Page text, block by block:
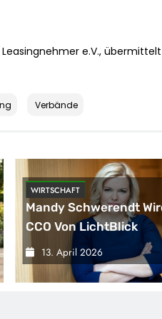
e.V.,
Verbände
WIRTSCHAFT
Mandy Schwerendt
CCO Von LichtBlick
13. April 2026